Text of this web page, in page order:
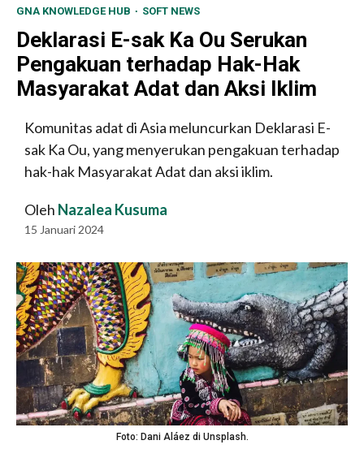
GNA KNOWLEDGE HUB SOFT NEWS
Deklarasi E-sak Ka Ou Serukan
Pengakuan terhadap Hak-Hak
Masyarakat Adat dan Aksi Iklim
Komunitas adat di Asia meluncurkan Deklarasi E-
sak Ka Ou, yang menyerukan pengakuan terhadap
hak-hak Masyarakat Adat dan aksi iklim.
Oleh Nazalea Kusuma
15 Januari 2024
Foto: Dani Aláez di Unsplash.